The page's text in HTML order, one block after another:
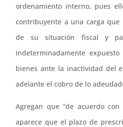
ordenamiento interno, pues
contribuyente a una carga
de su situación fiscal y
indeterminadamente
bienes ante la inactividad del
adelante el cobro de lo
Agregan que “de acuerdo
aparece que el plazo de